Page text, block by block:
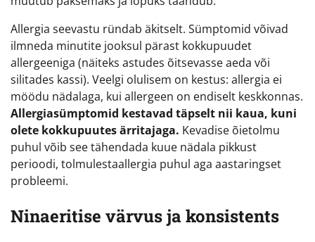
Allergia seevastu ründab äkitselt. Sümptomid võivad
ilmneda minutite jooksul pärast kokkupuudet
allergeeniga (näiteks astudes õitsevasse aeda või
silitades kassi). Veelgi olulisem on kestus: allergia ei
möödu nädalaga, kui allergeen on endiselt keskkonnas.
Allergiasümptomid kestavad täpselt nii kaua, kuni
olete kokkupuutes ärritajaga. Kevadise õietolmu
puhul võib see tähendada kuue nädala pikkust
perioodi, tolmulestaallergia puhul aga aastaringset
probleemi.
Ninaeritise värvus ja konsistents